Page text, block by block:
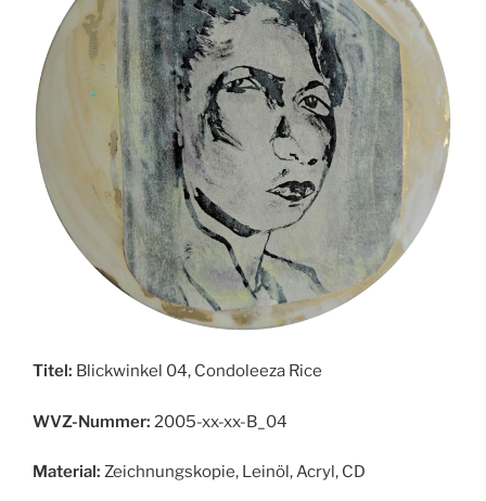
Titel: Blickwinkel 04, Condoleeza Rice
WVZ-Nummer: 2005-xx-xx-B_04
Material: Zeichnungskopie, Leinöl, Acryl, CD